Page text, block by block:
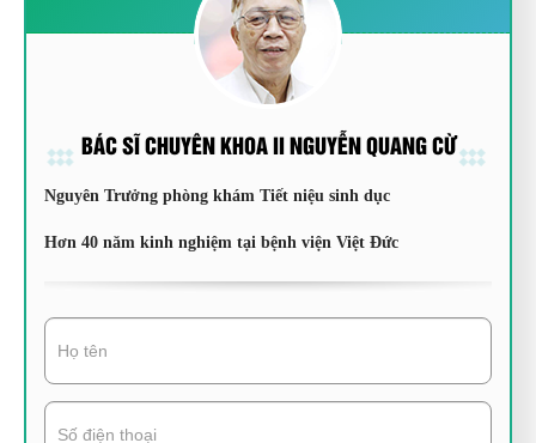
BÁC SĨ CHUYÊN KHOA II NGUYỄN QUANG CỪ
Nguyên Trưởng phòng khám Tiết niệu sinh dục
Hơn 40 năm kinh nghiệm tại bệnh viện Việt Đức